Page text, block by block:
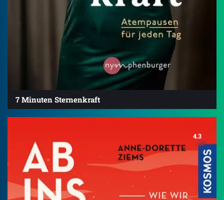
7 Minuten Sternenkraft
4.3